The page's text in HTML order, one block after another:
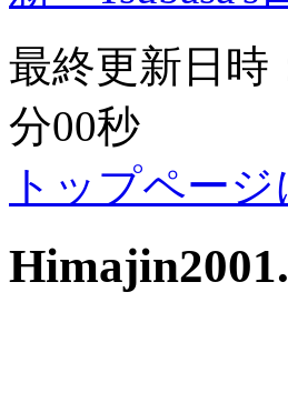
最終更新日時
分00秒
トップページ